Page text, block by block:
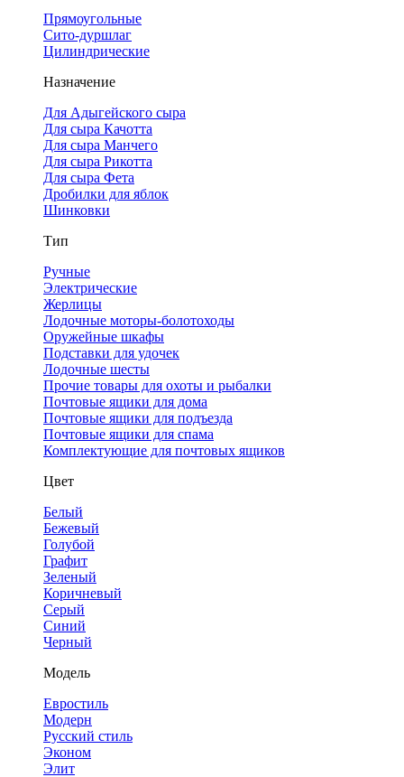
Прямоугольные
Сито-дуршлаг
Цилиндрические
Назначение
Для Адыгейского сыра
Для сыра Качотта
Для сыра Манчего
Для сыра Рикотта
Для сыра Фета
Дробилки для яблок
Шинковки
Тип
Ручные
Электрические
Жерлицы
Лодочные моторы-болотоходы
Оружейные шкафы
Подставки для удочек
Лодочные шесты
Прочие товары для охоты и рыбалки
Почтовые ящики для дома
Почтовые ящики для подъезда
Почтовые ящики для спама
Комплектующие для почтовых ящиков
Цвет
Белый
Бежевый
Голубой
Графит
Зеленый
Коричневый
Серый
Синий
Черный
Модель
Евростиль
Модерн
Русский стиль
Эконом
Элит